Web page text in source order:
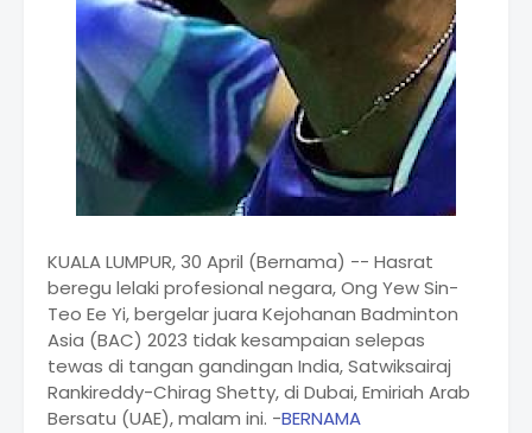
KUALA LUMPUR, 30 April (Bernama) -- Hasrat
beregu lelaki profesional negara, Ong Yew Sin-
Teo Ee Yi, bergelar juara Kejohanan Badminton
Asia (BAC) 2023 tidak kesampaian selepas
tewas di tangan gandingan India, Satwiksairaj
Rankireddy-Chirag Shetty, di Dubai, Emiriah Arab
Bersatu (UAE), malam ini. -BERNAMA